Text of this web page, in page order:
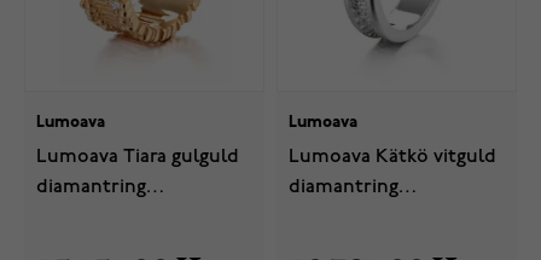
Lumoava
Lumoava Tiara gulguld
diamantring
Lumoava
Lumoava Kätkö vitguld
diamantring